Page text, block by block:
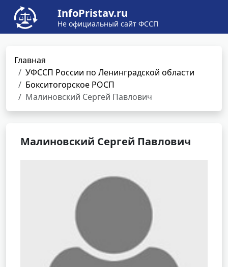
InfoPristav.ru
Не официальный сайт ФССП
Главная
УФССП России по Ленинградской области
Бокситогорское РОСП
Малиновский Сергей Павлович
Малиновский Сергей Павлович